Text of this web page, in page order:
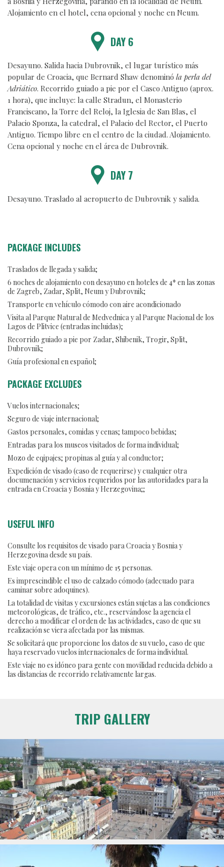
Alojamiento en el hotel, cena opcional y noche en Neum.
DAY 6
Desayuno. Salida hacia Dubrovnik, el lugar turístico más
popular de Croacia, que Bernard Shaw denominó la perla del
Adriático. Recorrido guiado a pie por el Casco Antiguo (aprox.
1 hora), que incluye: la calle Stradun, el Monasterio
Franciscano, la Torre del Reloj, la Iglesia de San Blas, el
Palacio Sponza, la catedral, el Palacio del Rector, el Puerto
Antiguo. Tiempo libre en el centro de la ciudad. Alojamiento.
Cena opcional y noche en el área de Dubrovnik.
DAY 7
Desayuno. Traslado al aeropuerto de Dubrovnik y salida.
PACKAGE INCLUDES
Traslados de llegada y salida;
6 noches de alojamiento con desayuno en hoteles de 4* en las zonas
de Zagreb, Zadar, Split, Neum y Dubrovnik;
Transporte en vehículo cómodo con aire acondicionado
Visita al Parque Natural de Medvednica y al Parque Nacional de los
Lagos de Plitvice (entradas incluidas);
Recorrido guiado a pie por Zadar, Shibenik, Trogir, Split,
Dubrovnik;
Guía profesional en español;
PACKAGE EXCLUDES
Vuelos internacionales;
Seguro de viaje internacional;
Gastos personales, comidas y cenas; tampoco bebidas;
Entradas para los museos visitados de forma individual;
Mozo de eqipajes; propinas al guía y al conductor;
Expedición de visado (caso de requerirse) y cualquier otra
documenación y servicios requeridos por las autoridades para la
entrada en Croacia y Bosnia y Herzegovina;;
USEFUL INFO
Consulte los requisitos de visado para Croacia y Bosnia y
Herzegovina desde su país.
Este viaje opera con un mínimo de 15 personas.
Es imprescindible el uso de calzado cómodo (adecuado para
caminar sobre adoquines).
La totalidad de visitas y excursiones están sujetas a las condiciones
meteorológicas, de tráfico, etc., reservándose la agencia el
derecho a modificar el orden de las actividades, caso de que su
realización se viera afectada por las mismas.
Se solicitará que proporcione los datos de su vuelo, caso de que
haya reservado vuelos internacionales de forma individual.
Este viaje no es idóneo para gente con movilidad reducida debido a
las distancias de recorrido relativamente largas.
TRIP GALLERY